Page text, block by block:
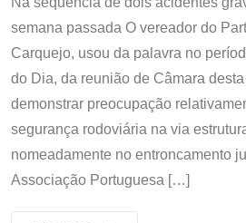
semana passada O vereador do
Carquejo, usou da palavra no
do Dia, da reunião de Câmara
demonstrar preocupação
segurança rodoviária na via
nomeadamente no entroncamento
Associação Portuguesa […]